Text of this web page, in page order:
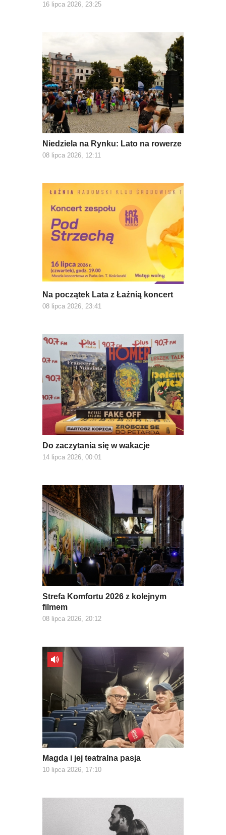
16 lipca 2026, 23:25
Niedziela na Rynku: Lato na rowerze
08 lipca 2026, 12:11
Na początek Lata z Łaźnią koncert
08 lipca 2026, 23:41
Do zaczytania się w wakacje
14 lipca 2026, 00:01
Strefa Komfortu 2026 z kolejnym
filmem
08 lipca 2026, 20:12
Magda i jej teatralna pasja
10 lipca 2026, 17:10